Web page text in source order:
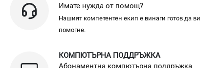
Имате нужда от помощ?
Нашият компетентен екип е винаги готов да ви
помогне.
КОМПЮТЪРНА ПОДДРЪЖКА
Абонаментна компютърна поддръжка